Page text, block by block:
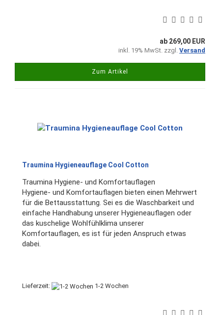
ab 269,00 EUR
inkl. 19% MwSt. zzgl. Versand
Zum Artikel
Traumina Hygieneauflage Cool Cotton
Traumina Hygiene- und Komfortauflagen
Hygiene- und Komfortauflagen bieten einen Mehrwert
für die Bettausstattung. Sei es die Waschbarkeit und
einfache Handhabung unserer Hygieneauflagen oder
das kuschelige Wohlfühlklima unserer
Komfortauflagen, es ist für jeden Anspruch etwas
dabei.
Lieferzeit: 1-2 Wochen